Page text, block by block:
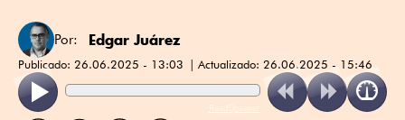
Por: Edgar Juárez
Publicado: 26.06.2025 - 13:03 Actualizado: 26.06.2025 - 15:46
ReadSpeaker